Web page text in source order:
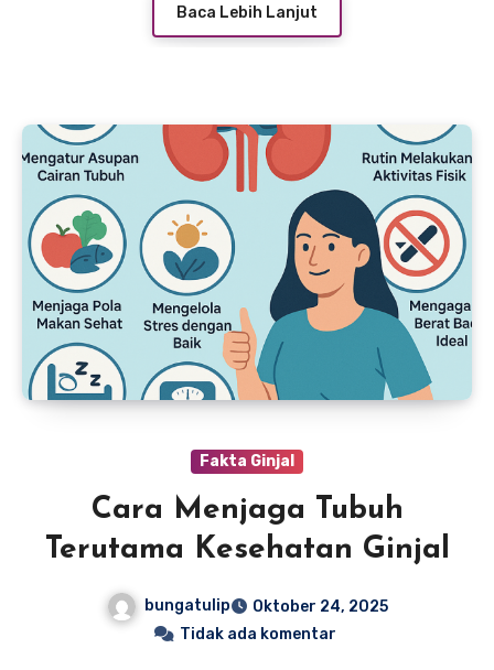
Baca Lebih Lanjut
Fakta Ginjal
Cara Menjaga Tubuh
Terutama Kesehatan Ginjal
bungatulip
Oktober 24, 2025
Tidak ada komentar